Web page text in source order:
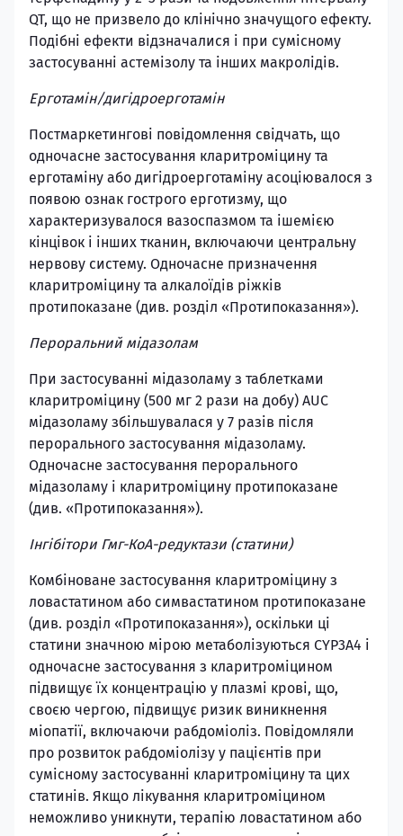
QT, що не призвело до клінічно значущого ефекту.
Подібні ефекти відзначалися і при сумісному
застосуванні астемізолу та інших макролідів.
Ерготамін/дигідроерготамін
Постмаркетингові повідомлення свідчать, що
одночасне застосування кларитроміцину та
ерготаміну або дигідроерготаміну асоціювалося з
появою ознак гострого ерготизму, що
характеризувалося вазоспазмом та ішемією
кінцівок і інших тканин, включаючи центральну
нервову систему. Одночасне призначення
кларитроміцину та алкалоїдів ріжків
протипоказане (див. розділ «Протипоказання»).
Пероральний мідазолам
При застосуванні мідазоламу з таблетками
кларитроміцину (500 мг 2 рази на добу) AUC
мідазоламу збільшувалася у 7 разів після
перорального застосування мідазоламу.
Одночасне застосування перорального
мідазоламу і кларитроміцину протипоказане
(див. «Протипоказання»).
Інгібітори Гмг-КоА-редуктази (статини)
Комбіноване застосування кларитроміцину з
ловастатином або симвастатином протипоказане
(див. розділ «Протипоказання»), оскільки ці
статини значною мірою метаболізуються CYP3A4 і
одночасне застосування з кларитроміцином
підвищує їх концентрацію у плазмі крові, що,
своєю чергою, підвищує ризик виникнення
міопатії, включаючи рабдоміоліз. Повідомляли
про розвиток рабдоміолізу у пацієнтів при
сумісному застосуванні кларитроміцину та цих
статинів. Якщо лікування кларитроміцином
неможливо уникнути, терапію ловастатином або